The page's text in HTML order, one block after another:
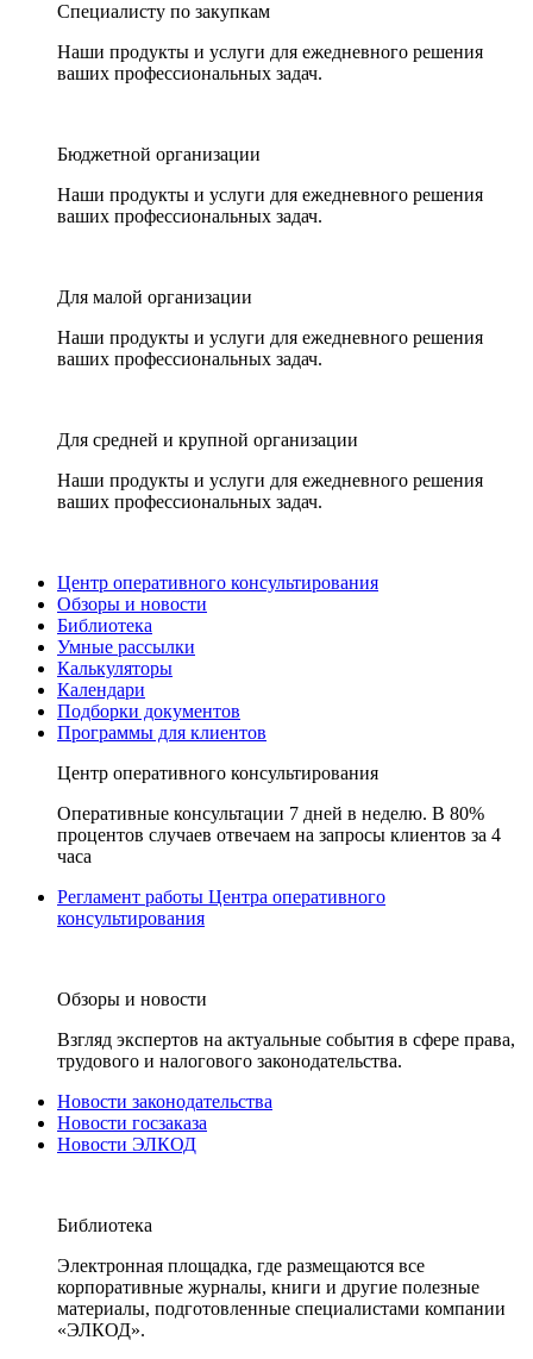
Специалисту по закупкам
Наши продукты и услуги для ежедневного решения
ваших профессиональных задач.
Бюджетной организации
Наши продукты и услуги для ежедневного решения
ваших профессиональных задач.
Для малой организации
Наши продукты и услуги для ежедневного решения
ваших профессиональных задач.
Для средней и крупной организации
Наши продукты и услуги для ежедневного решения
ваших профессиональных задач.
Центр оперативного консультирования
Обзоры и новости
Библиотека
Умные рассылки
Калькуляторы
Календари
Подборки документов
Программы для клиентов
Центр оперативного консультирования
Оперативные консультации 7 дней в неделю. В 80%
процентов случаев отвечаем на запросы клиентов за 4
часа
Регламент работы Центра оперативного
консультирования
Обзоры и новости
Взгляд экспертов на актуальные события в сфере права,
трудового и налогового законодательства.
Новости законодательства
Новости госзаказа
Новости ЭЛКОД
Библиотека
Электронная площадка, где размещаются все
корпоративные журналы, книги и другие полезные
материалы, подготовленные специалистами компании
«ЭЛКОД».